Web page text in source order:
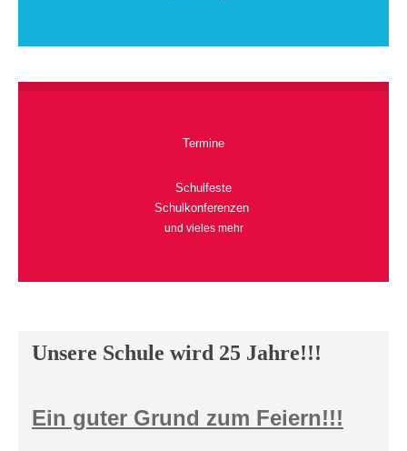
Termine
Schulfeste
Schulkonferenzen
und vieles mehr
Unsere Schule wird 25 Jahre!!!
Ein guter Grund zum Feiern!!!